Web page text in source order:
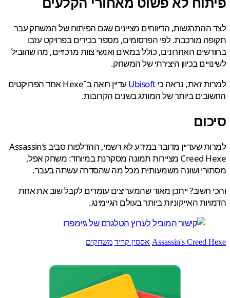
ההתרגשות, הדיווחים מציינים שגם הפיתוח של המשחק עבר
מורכבת. לפי הפרסומים, מספר בכירים בפרויקט עזבו
האחרונים, כולל במאים ואנשי צוות מרכזיים, מה שהוביל
בכיוון היצירתי של המשחק.
זאת, נראה כיUbisoft
עדיין רואה ב־Hexe אחד הפרויקטים
ביותר של המותג בשנים הקרובות.
למרות שעדיין מדובר במידע לא רשמי, ההדלפות סביב Assassin’s
Creed Hexe מציירות תמונה מסקרנת במיוחד: משחק אפל,
ושונה משמעותית מכל מה שהסדרה עשתה בעבר.
חשוב? ייתכן מאוד שהמעריצים עומדים לקבל שוב את אחת
האייקוניות ביותר בעולם הגיימינג.
Assassin's Creed אססין קריד משחקים